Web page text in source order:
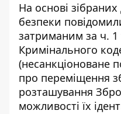
На основі зібраних
безпеки
затриманим за ч. 1
Кримінального
(несанкціоноване
про переміщення
розташування
можливості їх